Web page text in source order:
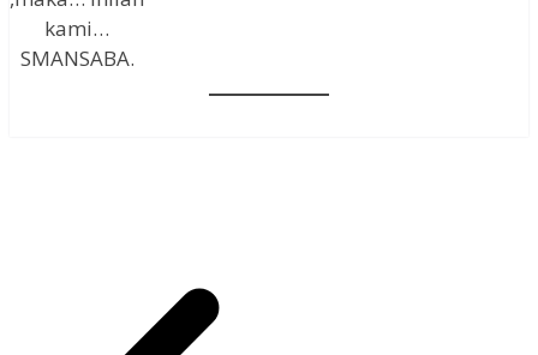
kami…
SMANSABA.